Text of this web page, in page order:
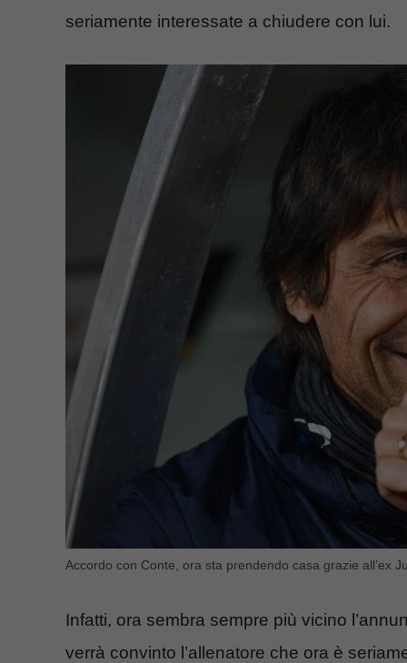
seriamente interessate a chiudere con lui.
Accordo con Conte, ora sta prendendo casa grazie all’ex
Infatti, ora sembra sempre più vicino
verrà convinto l’allenatore che ora è